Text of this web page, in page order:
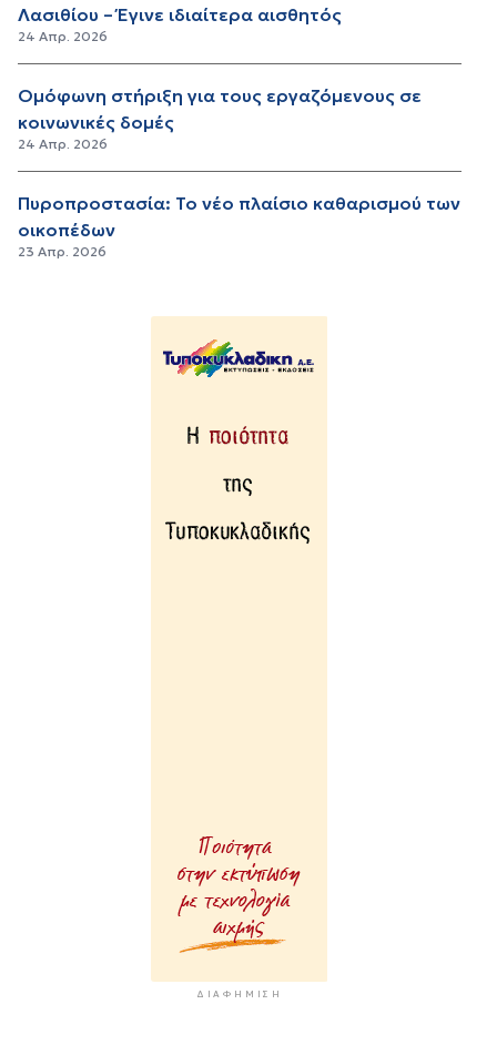
Λασιθίου – Έγινε ιδιαίτερα αισθητός
24 Απρ. 2026
Ομόφωνη στήριξη για τους εργαζόμενους σε
κοινωνικές δομές
24 Απρ. 2026
Πυροπροστασία: Το νέο πλαίσιο καθαρισμού των
οικοπέδων
23 Απρ. 2026
ΔΙΑΦΉΜΙΣΗ